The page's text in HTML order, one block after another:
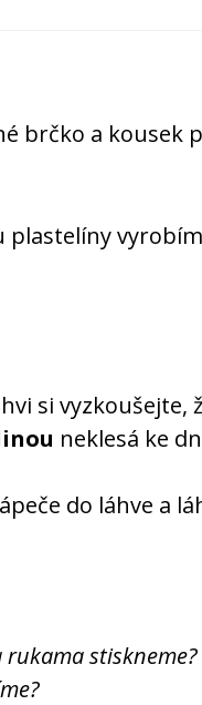
brčko a kousek
plastelíny
si vyzkoušejte,
neklesá ke
do láhve a
rukama stiskneme?